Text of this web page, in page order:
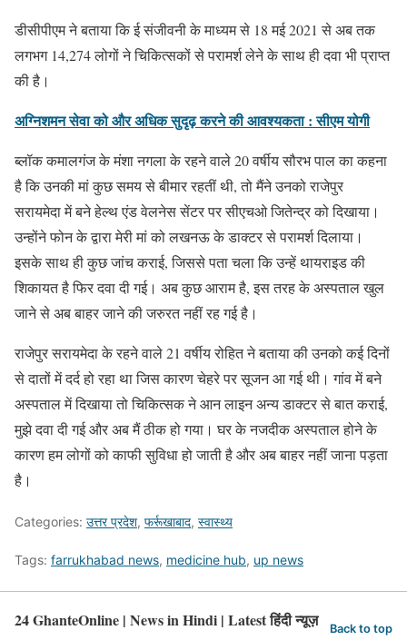
डीसीपीएम ने बताया कि ई संजीवनी के माध्यम से 18 मई 2021 से अब तक
लगभग 14,274 लोगों ने चिकित्सकों से परामर्श लेने के साथ ही दवा भी प्राप्त
की है।
अग्निशमन सेवा को और अधिक सुदृढ़ करने की आवश्यकता : सीएम योगी
ब्लॉक कमालगंज के मंशा नगला के रहने वाले 20 वर्षीय सौरभ पाल का कहना
है कि उनकी मां कुछ समय से बीमार रहतीं थी, तो मैंने उनको राजेपुर
सरायमेदा में बने हेल्थ एंड वेलनेस सेंटर पर सीएचओ जितेन्द्र को दिखाया।
उन्होंने फोन के द्वारा मेरी मां को लखनऊ के डाक्टर से परामर्श दिलाया।
इसके साथ ही कुछ जांच कराई, जिससे पता चला कि उन्हें थायराइड की
शिकायत है फिर दवा दी गई। अब कुछ आराम है, इस तरह के अस्पताल खुल
जाने से अब बाहर जाने की जरुरत नहीं रह गई है।
राजेपुर सरायमेदा के रहने वाले 21 वर्षीय रोहित ने बताया की उनको कई दिनों
से दातों में दर्द हो रहा था जिस कारण चेहरे पर सूजन आ गई थी। गांव में बने
अस्पताल में दिखाया तो चिकित्सक ने आन लाइन अन्य डाक्टर से बात कराई,
मुझे दवा दी गई और अब मैं ठीक हो गया। घर के नजदीक अस्पताल होने के
कारण हम लोगों को काफी सुविधा हो जाती है और अब बाहर नहीं जाना पड़ता
है।
Categories: उत्तर प्रदेश, फर्रूखाबाद, स्वास्थ्य
Tags: farrukhabad news, medicine hub, up news
24 GhanteOnline | News in Hindi | Latest हिंदी न्यूज़ Back to top